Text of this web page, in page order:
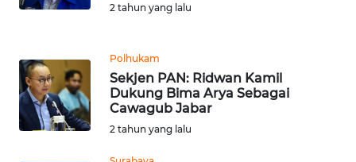
2 tahun yang lalu
Polhukam
Sekjen PAN: Ridwan Kamil
Dukung Bima Arya Sebagai
Cawagub Jabar
2 tahun yang lalu
TAPANULI
WN
TANJUNG
LESUNG